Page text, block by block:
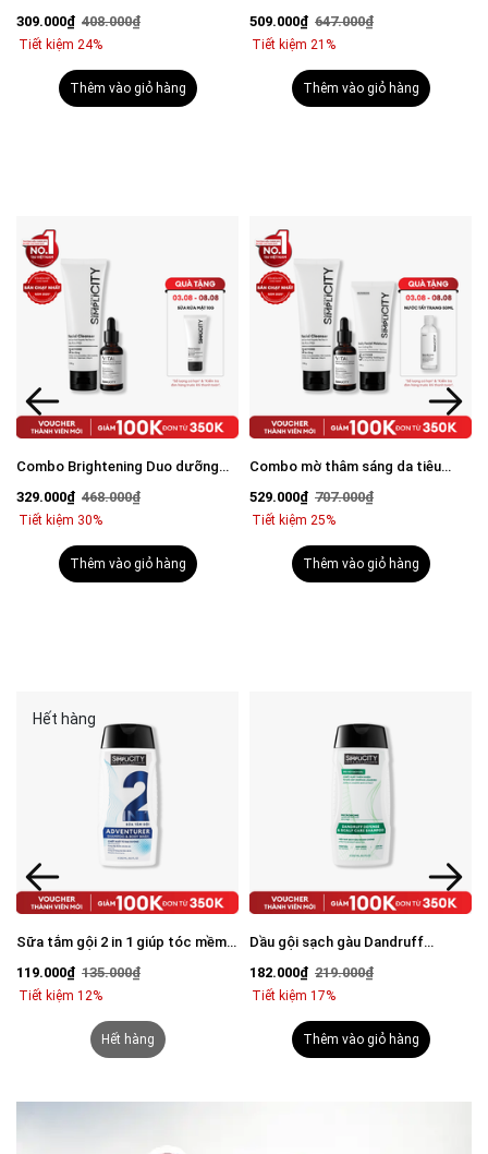
Calm 30ml
309.000₫ 408.000₫
Tiết kiệm 24%
Thêm vào giỏ hàng
Calm 30ml, Kem dưỡng ẩm 80g
509.000₫ 647.000₫
Tiết kiệm 21%
Thêm vào giỏ hàng
Combo Brightening Duo dưỡng
mặt 100g & Serum Vital 30ml
329.000₫ 468.000₫
Tiết kiệm 30%
Thêm vào giỏ hàng
Combo mờ thâm sáng da tiêu
529.000₫ 707.000₫
Tiết kiệm 25%
Thêm vào giỏ hàng
Hết hàng
Sữa tắm gội 2 in 1 giúp tóc mềm
119.000₫ 135.000₫
Tiết kiệm 12%
Hết hàng
Dầu gội sạch gàu Dandruff
250ml
182.000₫ 219.000₫
Tiết kiệm 17%
Thêm vào giỏ hàng